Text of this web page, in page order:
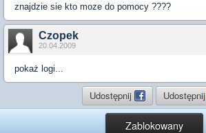
znajdzie sie kto moze do pomocy ????
Czopek
20.04.2009
pokaż logi...
Udostępnij Udostępnij
Zablokowany